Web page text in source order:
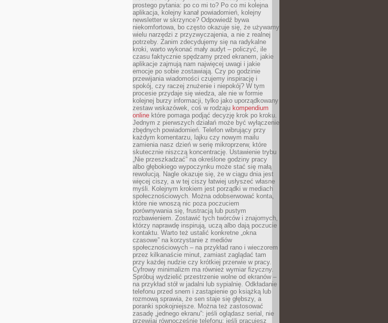
prostego pytania: po co mi to? Po co mi kolejna
aplikacja, kolejny kanał powiadomień, kolejny
newsletter w skrzynce? Odpowiedź bywa
niekomfortowa, bo często okazuje się, że używamy
wielu narzędzi z przyzwyczajenia, a nie z realnej
potrzeby. Zanim zdecydujemy się na radykalne
kroki, warto wykonać mały audyt – policzyć, ile
czasu faktycznie spędzamy przed ekranem, jakie
aplikacje zajmują nam najwięcej uwagi i jakie
emocje po sobie zostawiają. Czy po godzinie
przewijania wiadomości czujemy inspirację i
spokój, czy raczej znużenie i niepokój? W tym
procesie przydaje się wiedza, ale nie w formie
kolejnej burzy informacji, tylko jako uporządkowany
zestaw wskazówek, coś w rodzaju kompendium
online które pomaga podjąć decyzję krok po kroku.
Jednym z pierwszych działań może być wyłączenie
zbędnych powiadomień. Telefon wibrujący przy
każdym komentarzu, lajku czy nowym mailu
zamienia nasz dzień w serię mikroprzerw, które
skutecznie niszczą koncentrację. Ustawienie trybu
„Nie przeszkadzać” na określone godziny pracy
albo głębokiego wypoczynku może stać się małą
rewolucją. Nagle okazuje się, że w ciągu dnia jest
więcej ciszy, a w tej ciszy łatwiej usłyszeć własne
myśli. Kolejnym krokiem jest porządki w mediach
społecznościowych. Można odobserwować konta,
które nie wnoszą nic poza poczuciem
porównywania się, frustracją lub pustym
rozbawieniem. Zostawić tych twórców i znajomych,
którzy naprawdę inspirują, uczą albo dają poczucie
kontaktu. Warto też ustalić konkretne „okna
czasowe” na korzystanie z mediów
społecznościowych – na przykład rano i wieczorem
przez kilkanaście minut, zamiast zaglądać tam
przy każdej nudzie czy krótkiej przerwie w pracy.
Cyfrowy minimalizm ma również wymiar fizyczny.
Spróbuj wydzielić przestrzenie wolne od ekranów –
na przykład stół w jadalni lub sypialnię. Odkładanie
telefonu przed snem i zastąpienie go książką lub
rozmową sprawia, że sen staje się głębszy, a
poranki spokojniejsze. Można też zastosować
zasadę „jednego ekranu”: jeśli oglądasz serial, nie
przewijaj równocześnie telefonu; jeśli pracujesz